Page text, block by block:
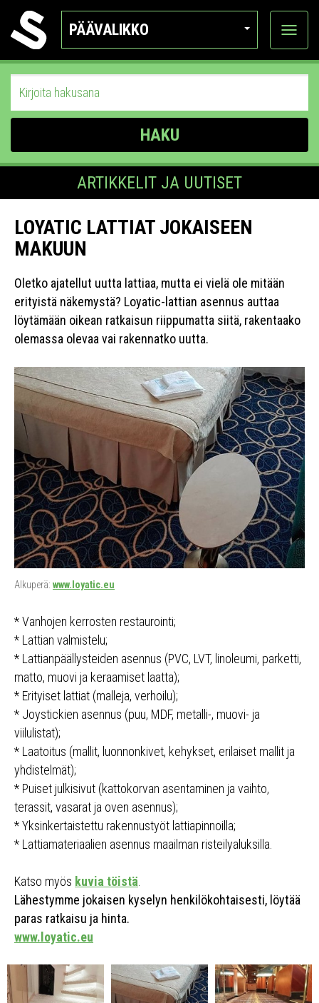
PÄÄVALIKKO
Näytä
HAKU
ARTIKKELIT JA UUTISET
LOYATIC LATTIAT JOKAISEEN
MAKUUN
Oletko ajatellut uutta lattiaa, mutta ei vielä ole mitään
erityistä näkemystä? Loyatic-lattian asennus auttaa
löytämään oikean ratkaisun riippumatta siitä, rakentaako
olemassa olevaa vai rakennatko uutta.
Alkuperä: www.loyatic.eu
* Vanhojen kerrosten restaurointi;
* Lattian valmistelu;
* Lattianpäällysteiden asennus (PVC, LVT, linoleumi, parketti,
matto, muovi ja keraamiset laatta);
* Erityiset lattiat (malleja, verhoilu);
* Joystickien asennus (puu, MDF, metalli-, muovi- ja
viilulistat);
* Laatoitus (mallit, luonnonkivet, kehykset, erilaiset mallit ja
yhdistelmät);
* Puiset julkisivut (kattokorvan asentaminen ja vaihto,
terassit, vasarat ja oven asennus);
* Yksinkertaistettu rakennustyöt lattiapinnoilla;
* Lattiamateriaalien asennus maailman risteilyaluksilla.
Katso myös kuvia töistä
Lähestymme jokaisen kyselyn henkilökohtaisesti, löytää
paras ratkaisu ja hinta.
www.loyatic.eu